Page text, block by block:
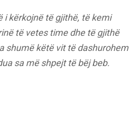
i kërkojnë të gjithë, të kemi
të vetes time dhe të gjithë
shumë këtë vit të dashurohem
sa më shpejt të bëj beb.